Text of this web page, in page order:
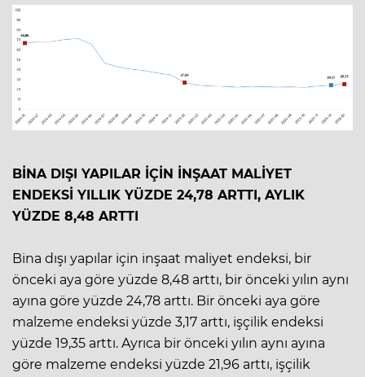
BİNA DIŞI YAPILAR İÇİN İNŞAAT MALİYET
ENDEKSİ YILLIK YÜZDE 24,78 ARTTI, AYLIK
YÜZDE 8,48 ARTTI
Bina dışı yapılar için inşaat maliyet endeksi, bir
önceki aya göre yüzde 8,48 arttı, bir önceki yılın aynı
ayına göre yüzde 24,78 arttı. Bir önceki aya göre
malzeme endeksi yüzde 3,17 arttı, işçilik endeksi
yüzde 19,35 arttı. Ayrıca bir önceki yılın aynı ayına
göre malzeme endeksi yüzde 21,96 arttı, işçilik